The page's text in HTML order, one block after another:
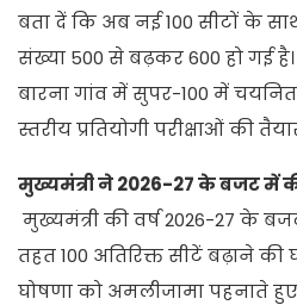
बता दें कि अब नई 100 सीटों के
संख्या 500 से बढ़कर 600 हो गई
बारना गांव में सुपर-100 में चयनित
स्तरीय प्रतियोगी परीक्षाओं की
मुख्यमंत्री ने 2026-27 के बजट में
मुख्यमंत्री की वर्ष 2026-27 के
तहत 100 अतिरिक्त सीटें बढ़ाने की
घोषणा को अमलीजामा पहनाते